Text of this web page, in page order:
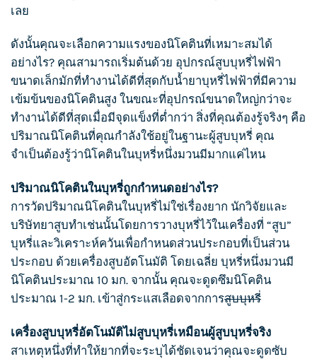
เลย
ดังนั้นคุณจะเลือกความแรงของนิโคตินที่เหมาะสมได้
อย่างไร? คุณสามารถเริ่มต้นด้วย อุปกรณ์สูบบุหรี่ไฟฟ้า
ขนาดเล็กมักที่ทำงานได้ดีที่สุดกับน้ำยาบุหรี่ไฟฟ้าที่มีความ
เข้มข้นของนิโคตินสูง ในขณะที่อุปกรณ์ขนาดใหญ่กว่าจะ
ทำงานได้ดีที่สุดเมื่อมีจุดแข็งที่ต่ำกว่า สิ่งที่คุณต้องรู้จริงๆ คือ
ปริมาณนิโคตินที่คุณกำลังใช้อยู่ในฐานะผู้สูบบุหรี่ คุณ
จำเป็นต้องรู้ว่านิโคตินในบุหรี่หนึ่งมวนมีมากแค่ไหน
ปริมาณนิโคตินในบุหรี่ถูกกำหนดอย่างไร?
การวัดปริมาณนิโคตินในบุหรี่ไม่ใช่เรื่องยาก นักวิจัยและ
บริษัทยาสูบทำเช่นนั้นโดยการวางบุหรี่ไว้ในเครื่องที่ “สูบ”
บุหรี่และวิเคราะห์ควันเพื่อกำหนดส่วนประกอบที่เป็นส่วน
ประกอบ ด้วยเครื่องสูบอัตโนมัติ โดยเฉลี่ย บุหรี่หนึ่งมวนมี
นิโคตินประมาณ 10 มก. จากนั้น คุณจะดูดซึมนิโคติน
ประมาณ 1-2 มก. เข้าสู่กระแสเลือดจากการสูบบุหรี่
เครื่องสูบบุหรี่อัตโนมัติไม่สูบบุหรี่เหมือนผู้สูบบุหรี่จริง
สาเหตุหนึ่งที่ทำให้ยากที่จะระบุได้ชัดเจนว่าคุณจะดูดซับ